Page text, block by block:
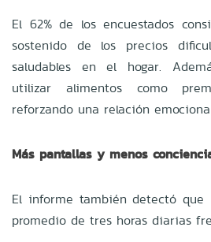
El 62% de los encuestados
sostenido de los precios
saludables en el hogar.
utilizar alimentos como
reforzando una relación
Más pantallas y menos
El informe también detectó que
promedio de tres horas diarias